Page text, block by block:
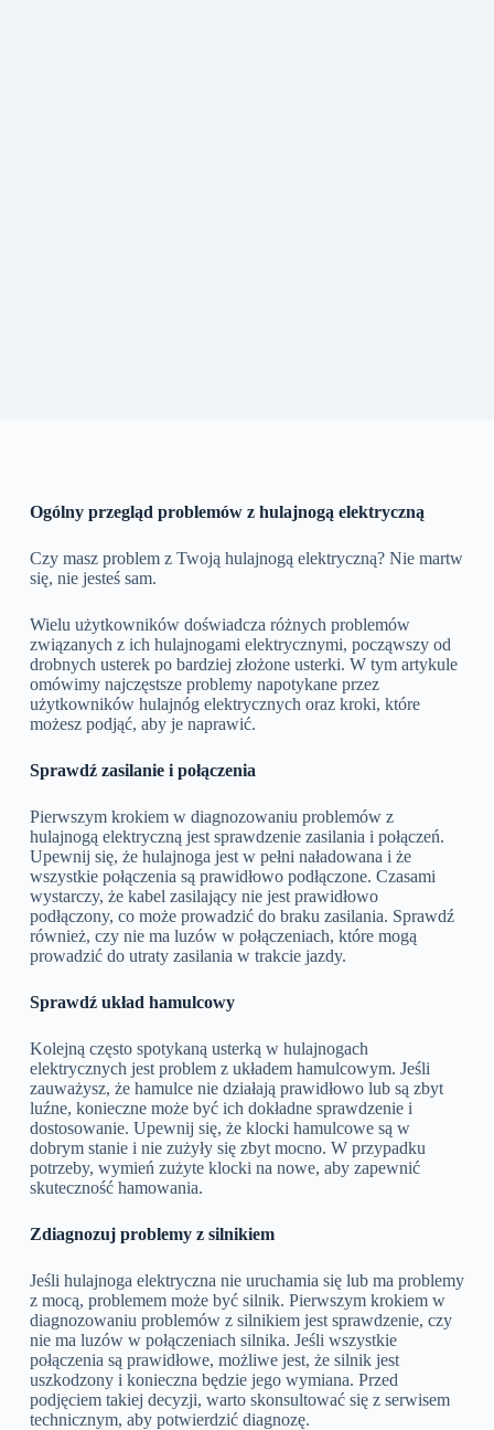
Ogólny przegląd problemów z hulajnogą elektryczną
Czy masz problem z Twoją hulajnogą elektryczną? Nie martw
się, nie jesteś sam.
Wielu użytkowników doświadcza różnych problemów
związanych z ich hulajnogami elektrycznymi, począwszy od
drobnych usterek po bardziej złożone usterki. W tym artykule
omówimy najczęstsze problemy napotykane przez
użytkowników hulajnóg elektrycznych oraz kroki, które
możesz podjąć, aby je naprawić.
Sprawdź zasilanie i połączenia
Pierwszym krokiem w diagnozowaniu problemów z
hulajnogą elektryczną jest sprawdzenie zasilania i połączeń.
Upewnij się, że hulajnoga jest w pełni naładowana i że
wszystkie połączenia są prawidłowo podłączone. Czasami
wystarczy, że kabel zasilający nie jest prawidłowo
podłączony, co może prowadzić do braku zasilania. Sprawdź
również, czy nie ma luzów w połączeniach, które mogą
prowadzić do utraty zasilania w trakcie jazdy.
Sprawdź układ hamulcowy
Kolejną często spotykaną usterką w hulajnogach
elektrycznych jest problem z układem hamulcowym. Jeśli
zauważysz, że hamulce nie działają prawidłowo lub są zbyt
luźne, konieczne może być ich dokładne sprawdzenie i
dostosowanie. Upewnij się, że klocki hamulcowe są w
dobrym stanie i nie zużyły się zbyt mocno. W przypadku
potrzeby, wymień zużyte klocki na nowe, aby zapewnić
skuteczność hamowania.
Zdiagnozuj problemy z silnikiem
Jeśli hulajnoga elektryczna nie uruchamia się lub ma problemy
z mocą, problemem może być silnik. Pierwszym krokiem w
diagnozowaniu problemów z silnikiem jest sprawdzenie, czy
nie ma luzów w połączeniach silnika. Jeśli wszystkie
połączenia są prawidłowe, możliwe jest, że silnik jest
uszkodzony i konieczna będzie jego wymiana. Przed
podjęciem takiej decyzji, warto skonsultować się z serwisem
technicznym, aby potwierdzić diagnozę.